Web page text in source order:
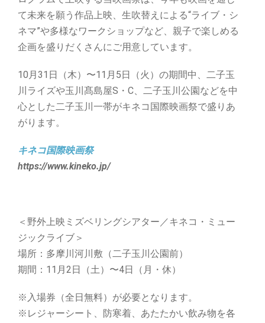
て未来を願う作品上映、生吹替えによる“ライブ・シ
ネマ”や多様なワークショップなど、親子で楽しめる
企画を盛りだくさんにご用意しています。
10月31日（木）〜11月5日（火）の期間中、二子玉
川ライズや玉川髙島屋S・C、二子玉川公園などを中
心とした二子玉川一帯がキネコ国際映画祭で盛りあ
がります。
キネコ国際映画祭
https://www.kineko.jp/
＜野外上映ミズベリングシアター／キネコ・ミュー
ジックライブ＞
場所：多摩川河川敷（二子玉川公園前）
期間：11月2日（土）〜4日（月・休）
※入場券（全日無料）が必要となります。
※レジャーシート、防寒着、あたたかい飲み物を各